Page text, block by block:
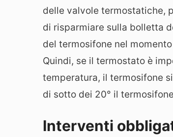
delle valvole termostatiche,
di risparmiare sulla bolletta
del termosifone nel
Quindi, se il termostato è
temperatura, il termosifone
di sotto dei 20° il
Interventi